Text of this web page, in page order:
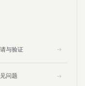
与验证
问题